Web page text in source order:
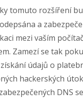
tomuto rozšíření
a
mezi vaším
Zamezí se tak
údajů o
hackerských
DNS